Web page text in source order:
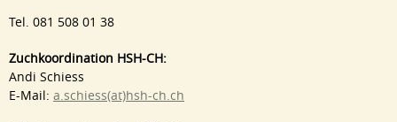
Tel. 081 508 01 38
Zuchkoordination HSH-CH:
Andi Schiess
E-Mail: a.schiess(at)hsh-ch.ch